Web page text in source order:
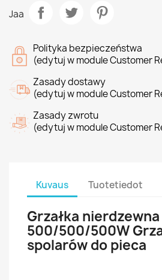
Jaa
Polityka bezpieczeństwa
(edytuj w module Customer
Zasady dostawy
(edytuj w module Customer
Zasady zwrotu
(edytuj w module Customer
Kuvaus Tuotetiedot
Grzałka
500/500/500W
spolarów do pieca